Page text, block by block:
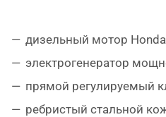
дизельный мотор
электрогенератор
прямой регулируемый
ребристый стальной